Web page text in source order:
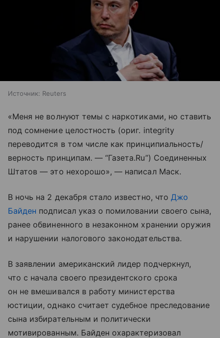
Источник: Reuters
«Меня не волнуют темы с наркотиками, но ставить
под сомнение целостность (ориг. integrity
переводится в том числе как принципиальность/
верность принципам. — “Газета.Ru”) Соединенных
Штатов — это нехорошо», — написал Маск.
В ночь на 2 декабря стало известно, что Джо
Байден подписал указ о помиловании своего сына,
ранее обвиненного в незаконном хранении оружия
и нарушении налогового законодательства.
В заявлении американский лидер подчеркнул,
что с начала своего президентского срока
он не вмешивался в работу министерства
юстиции, однако считает судебное преследование
сына избирательным и политически
мотивированным. Байден охарактеризовал